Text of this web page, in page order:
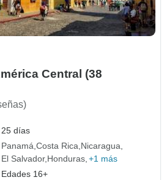
Central (38
25 días
Panamá Costa Rica Nicaragua
El Salvador Honduras +1 más
Edades 16+